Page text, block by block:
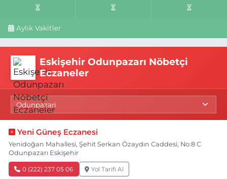
Aylık Vakitler
Eskişehir Odunpazarı Nöbetçi
Eczaneler
Yeni Güneş Eczanesi
Yenidoğan Mahallesi, Şehit Serkan Özaydın Caddesi, No:8 C
Odunpazarı Eskişehir
0 (222) 237 05 06 Yol Tarifi Al